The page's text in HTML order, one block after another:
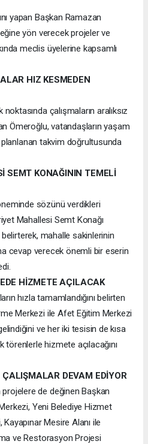
yapan Başkan Ramazan
yön verecek projeler ve
meclis üyelerine kapsamlı
HIZ KESMEDEN
çalışmaların aralıksız
Ömeroğlu, vatandaşların yaşam
takvim doğrultusunda
SEMT KONAĞININ TEMELİ
sözünü verdikleri
Mahallesi Semt Konağı
belirterek, mahalle sakinlerinin
cevap verecek önemli bir eserin
HİZMETE AÇILACAK
hızla tamamlandığını belirten
Merkezi ile Afet Eğitim Merkezi
ve her iki tesisin de kısa
hizmete açılacağını
DEVAM EDİYOR
de değinen Başkan
Yeni Belediye Hizmet
Mesire Alanı ile
ve Restorasyon Projesi